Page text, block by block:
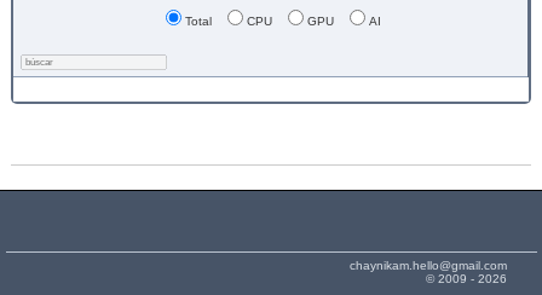
Total CPU GPU AI
chaynikam.hello@gmail.com
© 2009 - 2026